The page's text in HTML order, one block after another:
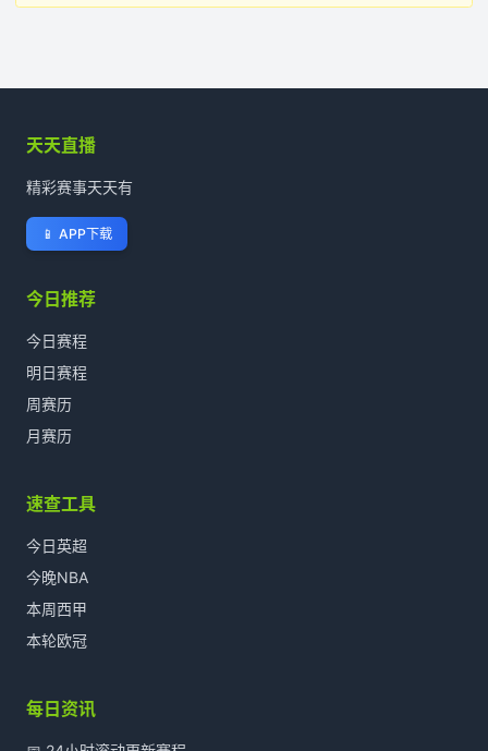
天天直播
精彩赛事天天有
📱 APP下载
今日推荐
今日赛程
明日赛程
周赛历
月赛历
速查工具
今日英超
今晚NBA
本周西甲
本轮欧冠
每日资讯